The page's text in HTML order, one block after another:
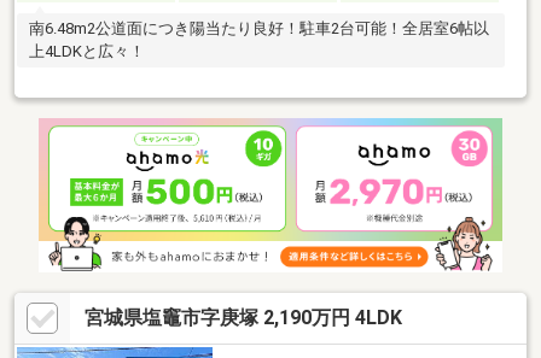
南6.48m2公道面につき陽当たり良好！駐車2台可能！全居室6帖以
上4LDKと広々！
宮城県塩竈市字庚塚 2,190万円 4LDK